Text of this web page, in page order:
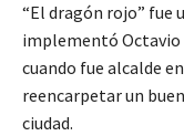
“El dragón rojo” fue
implementó Octavio
cuando fue alcalde
reencarpetar un
ciudad.